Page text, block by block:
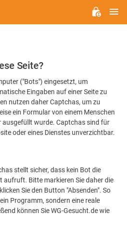
Seite?
("Bots") eingesetzt, um
Eingaben auf einer Seite zu
nutzen daher Captchas, um zu
ein Formular von einem Menschen
ausgefüllt wurde. Captchas sind für
oder eines Dienstes unverzichtbar.
stellt sicher, dass kein Bot die
aufruft. Bitte markieren Sie daher die
Sie den Button "Absenden". So
Programm, sondern eine reale
können Sie WG-Gesucht.de wie